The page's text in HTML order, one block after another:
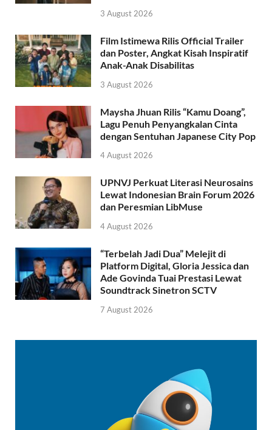
3 August 2026
Film Istimewa Rilis Official Trailer
dan Poster, Angkat Kisah Inspiratif
Anak-Anak Disabilitas
3 August 2026
Maysha Jhuan Rilis “Kamu Doang”,
Lagu Penuh Penyangkalan Cinta
dengan Sentuhan Japanese City Pop
4 August 2026
UPNVJ Perkuat Literasi Neurosains
Lewat Indonesian Brain Forum 2026
dan Peresmian LibMuse
4 August 2026
“Terbelah Jadi Dua” Melejit di
Platform Digital, Gloria Jessica dan
Ade Govinda Tuai Prestasi Lewat
Soundtrack Sinetron SCTV
7 August 2026